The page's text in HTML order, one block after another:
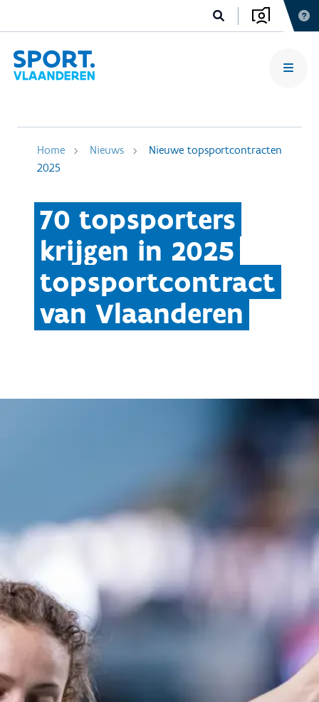
Home Nieuws
Nieuwe topsportcontracten
2025
70 topsporters
krijgen in 2025
topsportcontract
van Vlaanderen